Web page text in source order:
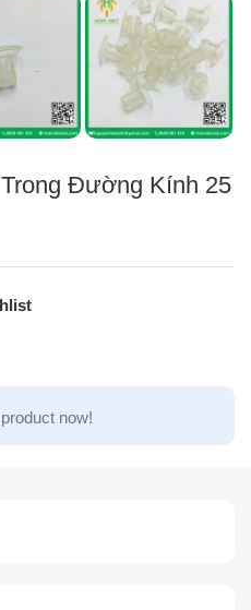
Đường Kính 25
now!